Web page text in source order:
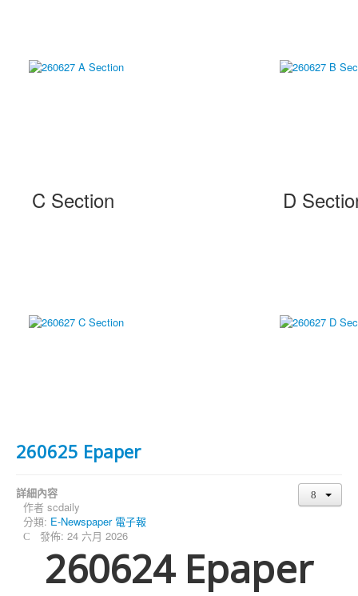
C Section D
260625 Epaper
詳細內容
作者 scdaily
分類: E-Newspaper 電子報
發佈: 24 六月 2026
260624 Epaper